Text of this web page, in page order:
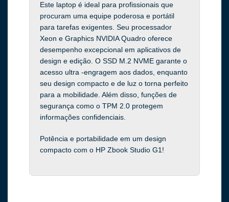
Este laptop é ideal para profissionais que
procuram uma equipe poderosa e portátil
para tarefas exigentes. Seu processador
Xeon e Graphics NVIDIA Quadro oferece
desempenho excepcional em aplicativos de
design e edição. O SSD M.2 NVME garante o
acesso ultra -engragem aos dados, enquanto
seu design compacto e de luz o torna perfeito
para a mobilidade. Além disso, funções de
segurança como o TPM 2.0 protegem
informações confidenciais.
Potência e portabilidade em um design
compacto com o HP Zbook Studio G1!